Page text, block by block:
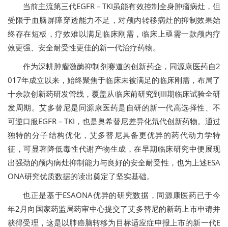
当前主流第三代EGFR－TKI虽能有效控制全身肿瘤病灶，但
受限于血脑屏障穿透能力不足，对颅内转移病灶的抑制效果始
终存在短板，疗效难以满足临床刚需，临床上亟需一款颅内疗
效更强、安全耐受性更佳的新一代治疗药物。
作为深耕肿瘤激酶抑制剂赛道的创新药企，同源康医药自2
017年成立以来，始终聚焦于临床未被满足的临床刚需，布局了
十余款创新药研发管线，覆盖从临床前研究到III期临床试验全研
发周期。艾多替尼是同源康医药是自研的新一代高选择性、不
可逆口服EGFR－TKI，也是奥希替尼差异化氘代创新药物。通过
独特的分子结构优化，艾多替尼具备更优异的药代动力学特
征，可显著降低毒性代谢产物生成，在早期临床研究中便展现
出强劲的颅内病灶抑制能力与良好的安全耐受性，也为上述ESA
ONA研究优质数据的读出奠定了坚实基础。
也正是基于ESAONA优异的研究数据，同源康医药已于今
年2月向国家药监局药审中心提交了艾多替尼的新药上市申请并
获得受理，这是以肺癌脑转移为目标适应症申报上市的新一代E